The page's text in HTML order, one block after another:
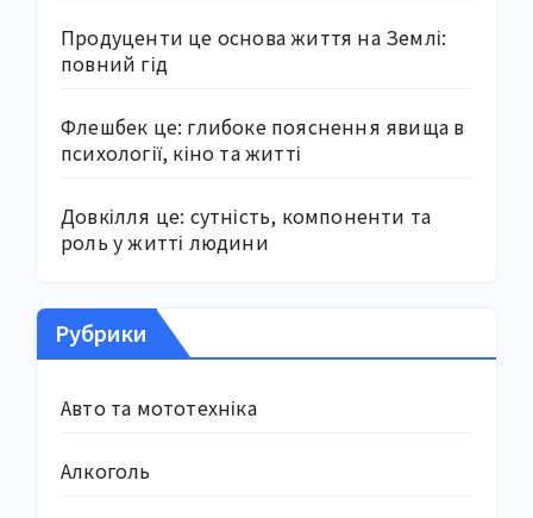
Продуценти це основа життя на Землі:
повний гід
Флешбек це: глибоке пояснення явища в
психології, кіно та житті
Довкілля це: сутність, компоненти та
роль у житті людини
Рубрики
Авто та мототехніка
Алкоголь